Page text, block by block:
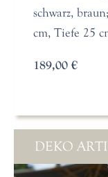
schwarz,
cm, Tiefe 25
189,00 €
DEKO